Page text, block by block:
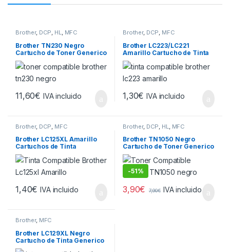
Brother, DCP, HL, MFC
Brother TN230 Negro
Cartucho de Toner Generico
– Reemplaza TN230BK
11,60€ IVA incluido
Brother, DCP, MFC
Brother LC223/LC221
Amarillo Cartucho de Tinta
Generico – Reemplaza
LC223Y/LC221Y
1,30€ IVA incluido
Brother, DCP, MFC
Brother LC125XL Amarillo
Cartuchos de Tinta
Generico – Reemplaza
LC125XLY
1,40€ IVA incluido
Brother, DCP, HL, MFC
Brother TN1050 Negro
Cartucho de Toner Generico
-51%
3,90€ 7,90€ IVA incluido
Brother, MFC
Brother LC129XL Negro
Cartucho de Tinta Generico
– Reemplaza LC129XLBK